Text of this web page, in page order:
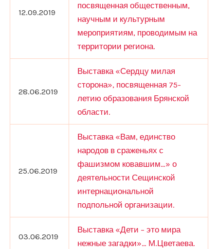
12.09.2019
посвященная общественным,
научным и культурным
мероприятиям, проводимым на
территории региона.
28.06.2019
Выставка «Сердцу милая
сторона», посвященная 75-
летию образования Брянской
области.
25.06.2019
Выставка «Вам, единство
народов в сраженьях с
фашизмом ковавшим…» о
деятельности Сещинской
интернациональной
подпольной организации.
03.06.2019
Выставка «Дети – это мира
нежные загадки»… М.Цветаева.